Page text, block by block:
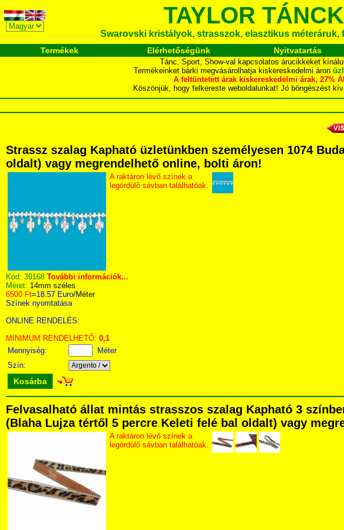
TAYLOR
Swarovski kristályok, strasszok, elasztikus
Termékek Elérhetőségünk Nyitvatartás
Tánc, Sport, Show-val kapcsolatos árucikkeket
Termékeinket bárki megvásárolhatja kiskereskedelmi áron
A feltüntetett árak kiskereskedelmi árak, 27%
Köszönjük, hogy felkereste weboldalunkat! Jó böngészést
Strassz szalag Kapható üzletünkben személyesen 1074
oldalt) vagy megrendelhető online, bolti áron!
A raktáron lévő színek a
legördülő sávban találhatóak.
Kód: 39168 További információk...
Méret: 14mm széles
6500 Ft=18.57 Euro/Méter
Színek nyomtatása
ONLINE RENDELÉS:
MINIMUM RENDELHETŐ: 0,1
Mennyiség:
Méter
Szín:
Kosárba
Felvasalható állat mintás strasszos szalag Kapható 3
(Blaha Lujza tértől 5 percre Keleti felé bal oldalt) vagy
A raktáron lévő színek a
legördülő sávban találhatóak.